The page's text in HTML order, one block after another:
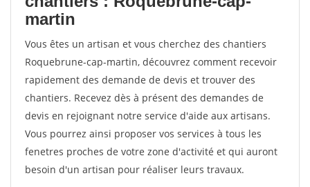
martin
Vous êtes un artisan et vous cherchez des chantiers
Roquebrune-cap-martin, découvrez comment recevoir
rapidement des demande de devis et trouver des
chantiers. Recevez dès à présent des demandes de
devis en rejoignant notre service d'aide aux artisans.
Vous pourrez ainsi proposer vos services à tous les
fenetres proches de votre zone d'activité et qui auront
besoin d'un artisan pour réaliser leurs travaux.